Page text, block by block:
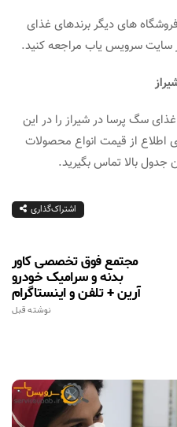
های دیگر برندهای غذای
سایت سرویس یاب مراجعه کنید.
سگ پرسا در شیراز را در این
اطلاع از قیمت انواع محصولات
جدول بالا تماس بگیرید.
اشتراک‌گذاری
مجتمع فوق تخصصی کاور
بدنه و سرامیک خودرو
آرین + تلفن و اینستاگرام
نوشته قبل